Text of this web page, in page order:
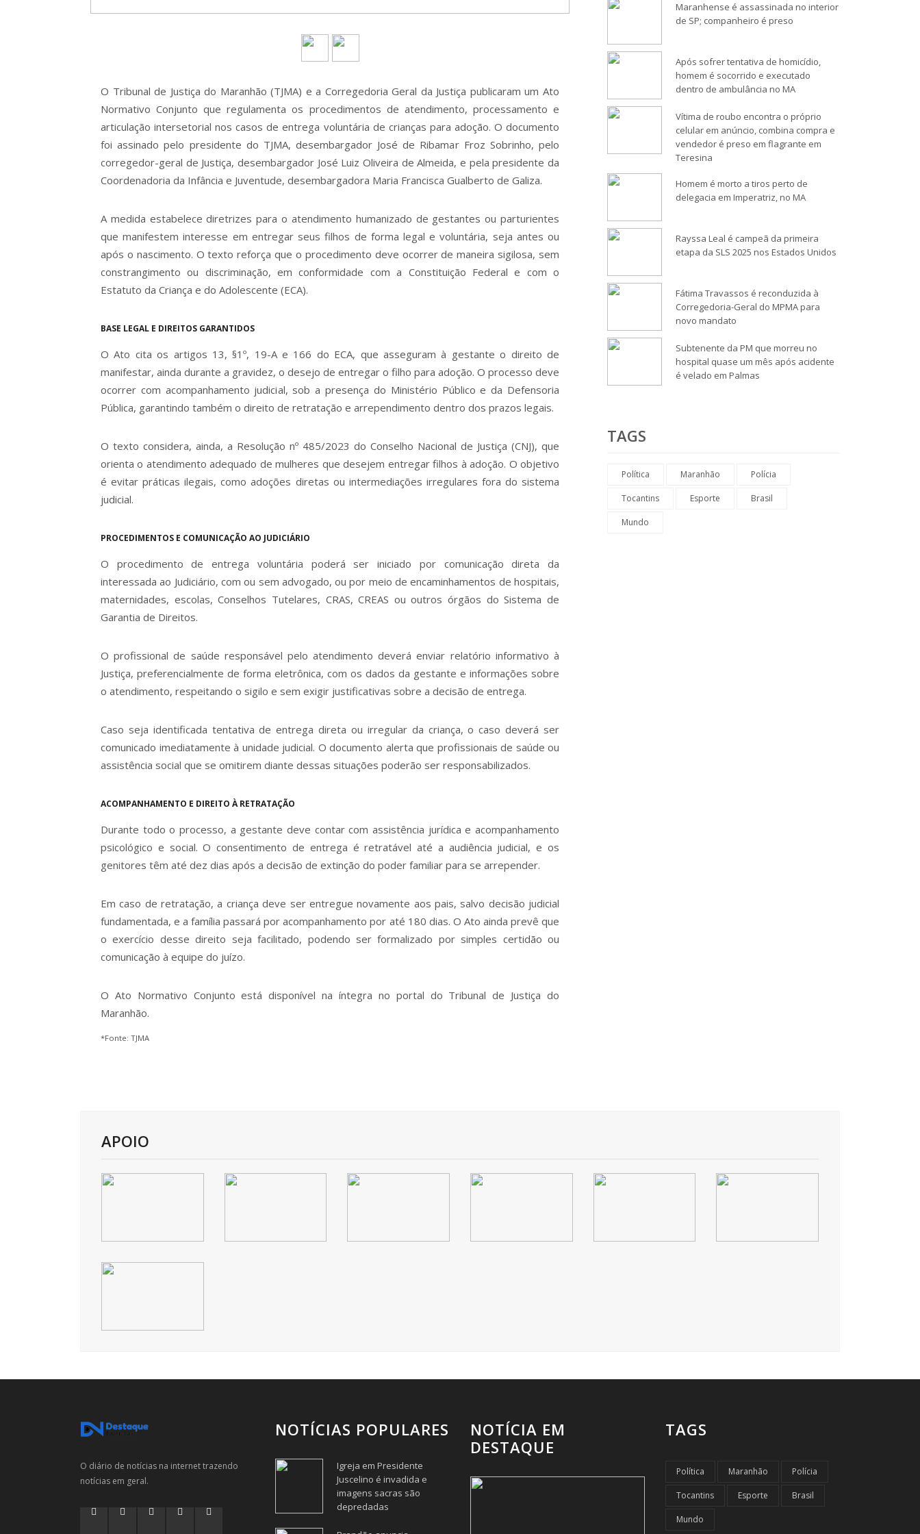
O Tribunal de Justiça do Maranhão (TJMA) e a Corregedoria Geral da Justiça publicaram um Ato
Normativo Conjunto que regulamenta os procedimentos de atendimento, processamento e
articulação intersetorial nos casos de entrega voluntária de crianças para adoção. O documento
foi assinado pelo presidente do TJMA, desembargador José de Ribamar Froz Sobrinho, pelo
corregedor-geral de Justiça, desembargador José Luiz Oliveira de Almeida, e pela presidente da
Coordenadoria da Infância e Juventude, desembargadora Maria Francisca Gualberto de Galiza.
A medida estabelece diretrizes para o atendimento humanizado de gestantes ou parturientes
que manifestem interesse em entregar seus filhos de forma legal e voluntária, seja antes ou
após o nascimento. O texto reforça que o procedimento deve ocorrer de maneira sigilosa, sem
constrangimento ou discriminação, em conformidade com a Constituição Federal e com o
Estatuto da Criança e do Adolescente (ECA).
BASE LEGAL E DIREITOS GARANTIDOS
O Ato cita os artigos 13, §1º, 19-A e 166 do ECA, que asseguram à gestante o direito de
manifestar, ainda durante a gravidez, o desejo de entregar o filho para adoção. O processo deve
ocorrer com acompanhamento judicial, sob a presença do Ministério Público e da Defensoria
Pública, garantindo também o direito de retratação e arrependimento dentro dos prazos legais.
O texto considera, ainda, a Resolução nº 485/2023 do Conselho Nacional de Justiça (CNJ), que
orienta o atendimento adequado de mulheres que desejem entregar filhos à adoção. O objetivo
é evitar práticas ilegais, como adoções diretas ou intermediações irregulares fora do sistema
judicial.
PROCEDIMENTOS E COMUNICAÇÃO AO JUDICIÁRIO
O procedimento de entrega voluntária poderá ser iniciado por comunicação direta da
interessada ao Judiciário, com ou sem advogado, ou por meio de encaminhamentos de hospitais,
maternidades, escolas, Conselhos Tutelares, CRAS, CREAS ou outros órgãos do Sistema de
Garantia de Direitos.
O profissional de saúde responsável pelo atendimento deverá enviar relatório informativo à
Justiça, preferencialmente de forma eletrônica, com os dados da gestante e informações sobre
o atendimento, respeitando o sigilo e sem exigir justificativas sobre a decisão de entrega.
Caso seja identificada tentativa de entrega direta ou irregular da criança, o caso deverá ser
comunicado imediatamente à unidade judicial. O documento alerta que profissionais de saúde ou
assistência social que se omitirem diante dessas situações poderão ser responsabilizados.
ACOMPANHAMENTO E DIREITO À RETRATAÇÃO
Durante todo o processo, a gestante deve contar com assistência jurídica e acompanhamento
psicológico e social. O consentimento de entrega é retratável até a audiência judicial, e os
genitores têm até dez dias após a decisão de extinção do poder familiar para se arrepender.
Em caso de retratação, a criança deve ser entregue novamente aos pais, salvo decisão judicial
fundamentada, e a família passará por acompanhamento por até 180 dias. O Ato ainda prevê que
o exercício desse direito seja facilitado, podendo ser formalizado por simples certidão ou
comunicação à equipe do juízo.
O Ato Normativo Conjunto está disponível na íntegra no portal do Tribunal de Justiça do
Maranhão.
*Fonte: TJMA
Maranhense é assassinada no interior
de SP; companheiro é preso
Após sofrer tentativa de homicídio,
homem é socorrido e executado
dentro de ambulância no MA
Vítima de roubo encontra o próprio
celular em anúncio, combina compra e
vendedor é preso em flagrante em
Teresina
Homem é morto a tiros perto de
delegacia em Imperatriz, no MA
Rayssa Leal é campeã da primeira
etapa da SLS 2025 nos Estados Unidos
Fátima Travassos é reconduzida à
Corregedoria-Geral do MPMA para
novo mandato
Subtenente da PM que morreu no
hospital quase um mês após acidente
é velado em Palmas
TAGS
Política Maranhão Polícia
Tocantins Esporte Brasil
Mundo
APOIO
O diário de notícias na internet trazendo
notícias em geral.
NOTÍCIAS POPULARES
Igreja em Presidente
Juscelino é invadida e
imagens sacras são
depredadas
NOTÍCIA EM
DESTAQUE
TAGS
Política Maranhão Polícia
Tocantins Esporte Brasil
Mundo